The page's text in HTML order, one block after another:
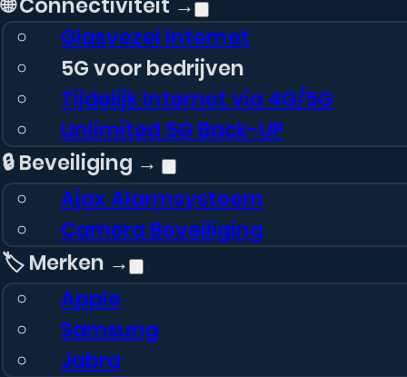
Glasvezel Internet
5G voor bedrijven
Tijdelijk Internet via 4G/5G
Unlimited 5G Back-UP
🔒 Beveiliging →
Ajax Alarmsysteem
Camera Beveiliging
🏷️ Merken →
Apple
Samsung
Jabra